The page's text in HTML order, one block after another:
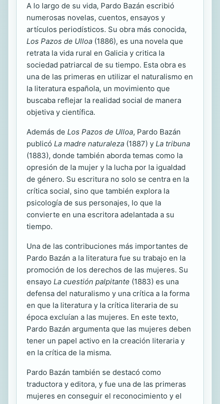
A lo largo de su vida, Pardo Bazán escribió
numerosas novelas, cuentos, ensayos y
artículos periodísticos. Su obra más conocida,
Los Pazos de Ulloa (1886), es una novela que
retrata la vida rural en Galicia y critica la
sociedad patriarcal de su tiempo. Esta obra es
una de las primeras en utilizar el naturalismo en
la literatura española, un movimiento que
buscaba reflejar la realidad social de manera
objetiva y científica.
Además de Los Pazos de Ulloa, Pardo Bazán
publicó La madre naturaleza (1887) y La tribuna
(1883), donde también aborda temas como la
opresión de la mujer y la lucha por la igualdad
de género. Su escritura no solo se centra en la
crítica social, sino que también explora la
psicología de sus personajes, lo que la
convierte en una escritora adelantada a su
tiempo.
Una de las contribuciones más importantes de
Pardo Bazán a la literatura fue su trabajo en la
promoción de los derechos de las mujeres. Su
ensayo La cuestión palpitante (1883) es una
defensa del naturalismo y una crítica a la forma
en que la literatura y la crítica literaria de su
época excluían a las mujeres. En este texto,
Pardo Bazán argumenta que las mujeres deben
tener un papel activo en la creación literaria y
en la crítica de la misma.
Pardo Bazán también se destacó como
traductora y editora, y fue una de las primeras
mujeres en conseguir el reconocimiento y el